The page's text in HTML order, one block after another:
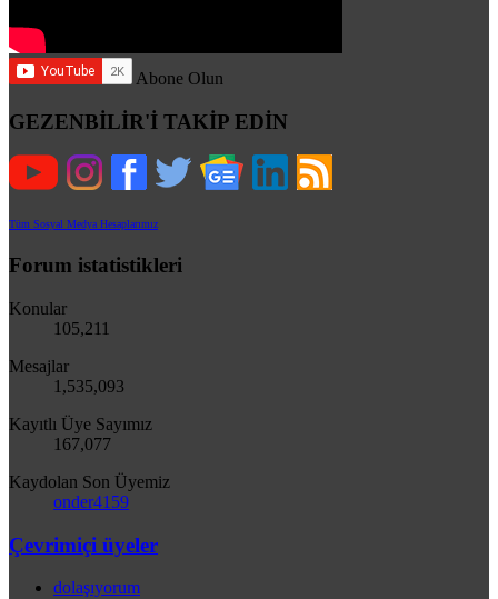
Abone Olun
GEZENBİLİR'İ TAKİP EDİN
Tüm Sosyal Medya Hesaplarımız
Forum istatistikleri
Konular
105,211
Mesajlar
1,535,093
Kayıtlı Üye Sayımız
167,077
Kaydolan Son Üyemiz
onder4159
Çevrimiçi üyeler
dolaşıyorum